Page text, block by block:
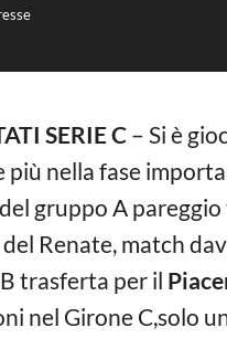
SERIE C – Si è
più nella fase
gruppo A
Renate, match
trasferta per il
nel Girone C,solo